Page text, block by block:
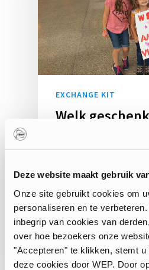
Deze website maakt gebruik
Onze site gebruikt cookies om
personaliseren en te
inbegrip van cookies van
over hoe bezoekers onze
"Accepteren" te klikken, stemt
deze cookies door WEP. Door
EXCHANGE KIT
Welk
ideeën voor
Wanneer je voor
het buitenland
taalcursus in het
Sara Nosenzo